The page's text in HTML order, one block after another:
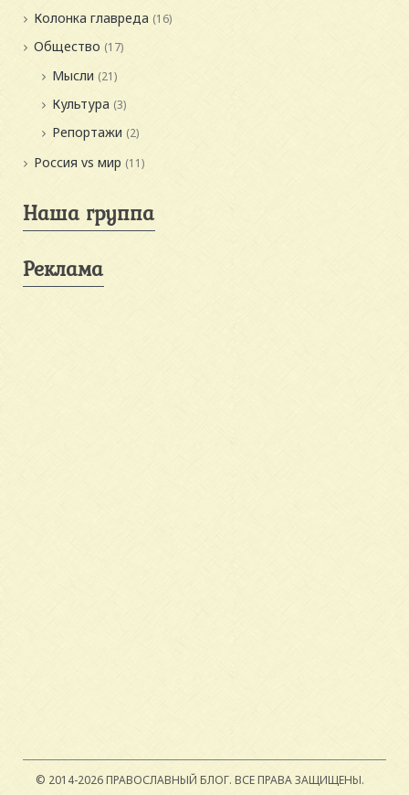
Колонка главреда (16)
Общество (17)
Мысли (21)
Культура (3)
Репортажи (2)
Россия vs мир (11)
Наша группа
Реклама
© 2014-2026 ПРАВОСЛАВНЫЙ БЛОГ. ВСЕ ПРАВА ЗАЩИЩЕНЫ.